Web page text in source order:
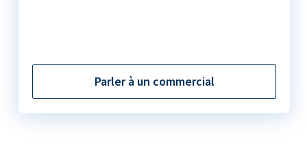
Parler à un commercial